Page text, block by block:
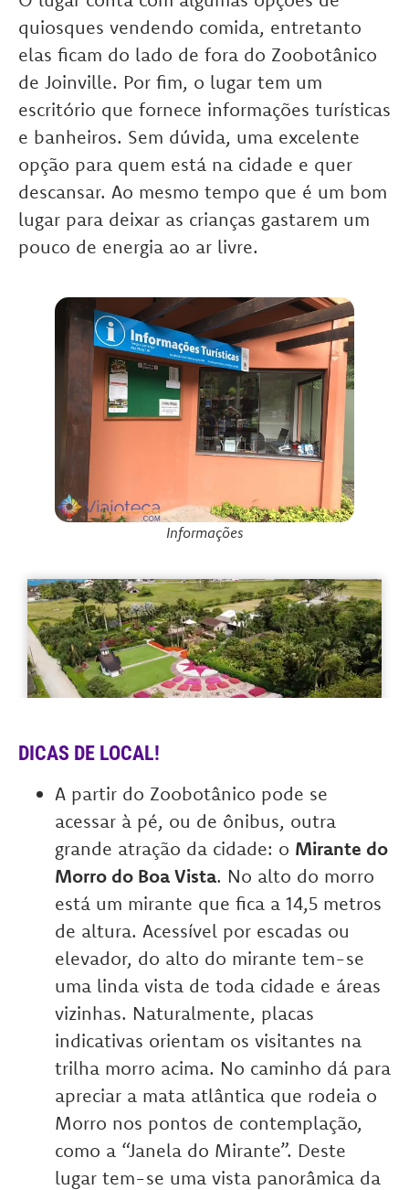
quiosques vendendo comida, entretanto
elas ficam do lado de fora do Zoobotânico
de Joinville. Por fim, o lugar tem um
escritório que fornece informações turísticas
e banheiros. Sem dúvida, uma excelente
opção para quem está na cidade e quer
descansar. Ao mesmo tempo que é um bom
lugar para deixar as crianças gastarem um
pouco de energia ao ar livre.
Informações
DICAS DE LOCAL!
A partir do Zoobotânico pode se
acessar à pé, ou de ônibus, outra
grande atração da cidade: o Mirante do
Morro do Boa Vista. No alto do morro
está um mirante que fica a 14,5 metros
de altura. Acessível por escadas ou
elevador, do alto do mirante tem-se
uma linda vista de toda cidade e áreas
vizinhas. Naturalmente, placas
indicativas orientam os visitantes na
trilha morro acima. No caminho dá para
apreciar a mata atlântica que rodeia o
Morro nos pontos de contemplação,
como a “Janela do Mirante”. Deste
lugar tem-se uma vista panorâmica da